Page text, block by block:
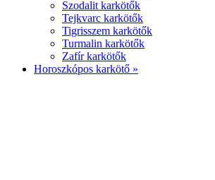
Szodalit karkötők
Tejkvarc karkötők
Tigrisszem karkötők
Turmalin karkötők
Zafír karkötők
Horoszkópos karkötő »